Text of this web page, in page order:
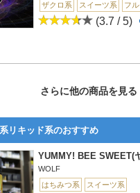
ザクロ系
スイーツ系 フ
(3.7 / 5)
さらに他の商品を見る
リキッド系のおすすめ
YUMMY! BEE SWEET(
WOLF
はちみつ系
スイーツ系